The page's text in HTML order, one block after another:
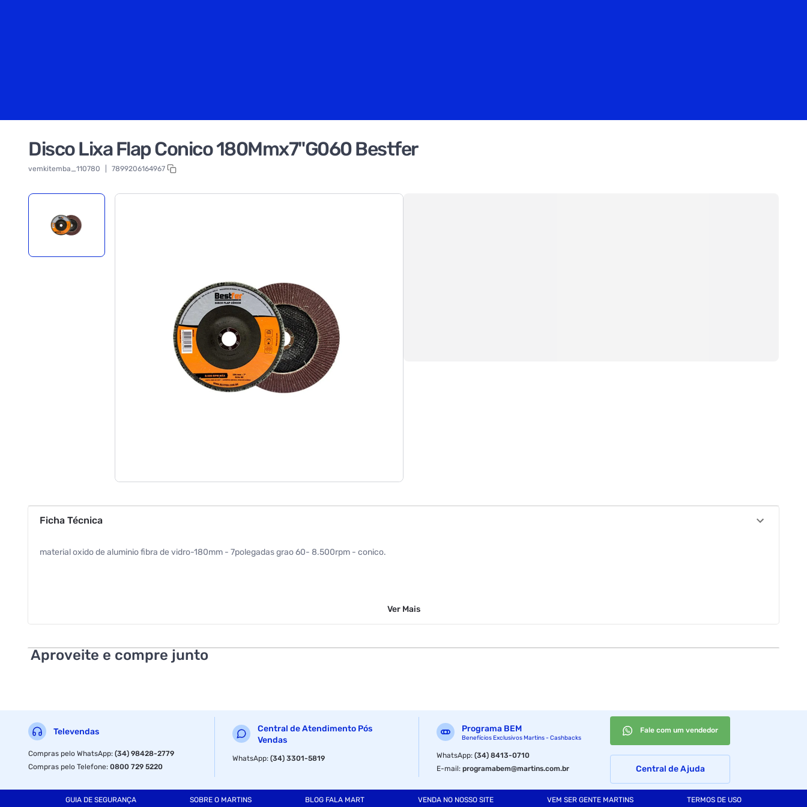
Disco Lixa Flap Conico 180Mmx7"G060 Bestfer
vemkitemba_110780 7899206164967
Ficha Técnica
material oxido de aluminio fibra de vidro-180mm - 7polegadas grao 60- 8.500rpm - conico.
Ver Mais
Aproveite e compre junto
Televendas
Compras pelo WhatsApp:(34) 98428-2779
Compras pelo Telefone:0800 729 5220
Central de Atendimento Pós
Vendas
WhatsApp:(34) 3301-5819
Programa BEM
Benefícios Exclusivos Martins - Cashbacks
WhatsApp:(34) 8413-0710
E-mail:programabem@martins.com.br
Fale com um vendedor
Central de Ajuda
GUIA DE SEGURANÇA SOBRE O MARTINS BLOG FALA MART VENDA NO NOSSO SITE VEM SER GENTE MARTINS TERMOS DE USO